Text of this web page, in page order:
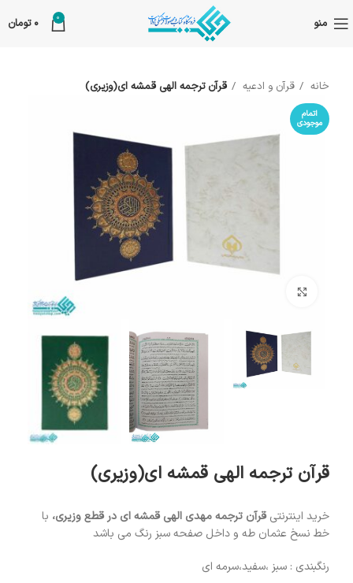
منو 0
0 تومان
خانه قرآن و ادعیه قرآن ترجمه الهی قمشه ای(وزیری)
اتمام
موجودی
قرآن ترجمه الهی قمشه ای(وزیری)
خرید اینترنتیقرآن ترجمه مهدی الهی قمشه ای در قطع وزیری، با
خط نسخ عثمان طه و داخل صفحه سبز رنگ می باشد
رنگبندی : سبز ،سفید،سرمه ای